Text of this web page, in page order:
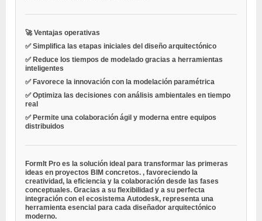
🚀 Ventajas operativas
✅ Simplifica las etapas iniciales del diseño arquitectónico
✅ Reduce los tiempos de modelado gracias a herramientas
inteligentes
✅ Favorece la innovación con la modelación paramétrica
✅ Optimiza las decisiones con análisis ambientales en tiempo
real
✅ Permite una colaboración ágil y moderna entre equipos
distribuidos
FormIt Pro es la solución ideal para transformar las primeras
ideas en proyectos BIM concretos. , favoreciendo la
creatividad, la eficiencia y la colaboración desde las fases
conceptuales. Gracias a su flexibilidad y a su perfecta
integración con el ecosistema Autodesk, representa una
herramienta esencial para cada diseñador arquitectónico
moderno.